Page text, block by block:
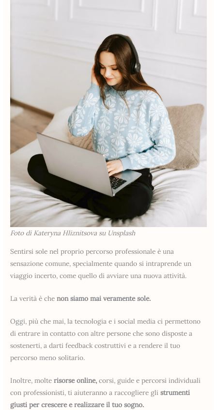
Foto di Kateryna Hliznitsova su Unsplash
Sentirsi sole nel proprio percorso professionale è una
sensazione comune, specialmente quando si intraprende un
viaggio incerto, come quello di avviare una nuova attività.
La verità è chenon siamo mai veramente sole.
Oggi, più che mai, la tecnologia e i social media ci permettono
di entrare in contatto con altre persone che sono disposte a
sostenerti, a darti feedback costruttivi e a rendere il tuo
percorso meno solitario.
Inoltre, molterisorse online, corsi, guide e percorsi individuali
con professionisti, ti aiuteranno a raccogliere glistrumenti
giusti per crescere e realizzare il tuo sogno.